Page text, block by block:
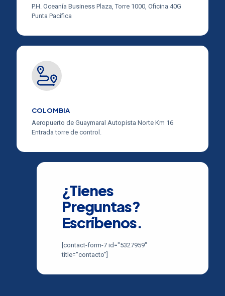
P.H. Oceanía Business Plaza, Torre 1000, Oficina 40G
Punta Pacífica
COLOMBIA
Aeropuerto de Guaymaral Autopista Norte Km 16
Entrada torre de control.
¿Tienes
Preguntas?
Escríbenos.
[contact-form-7 id="5327959"
title="contacto"]